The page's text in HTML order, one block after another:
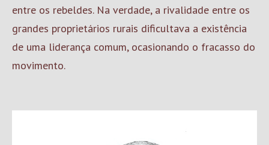
entre os rebeldes. Na verdade, a rivalidade entre os
grandes proprietários rurais dificultava a existência
de uma liderança comum, ocasionando o fracasso do
movimento.